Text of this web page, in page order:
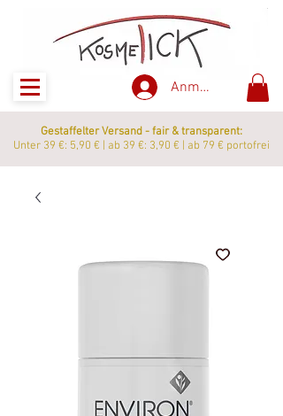
Anmelden
Gestaffelter Versand - fair & transparent:
Unter 39 €: 5,90 € | ab 39 €: 3,90 € | ab 79 € portofrei